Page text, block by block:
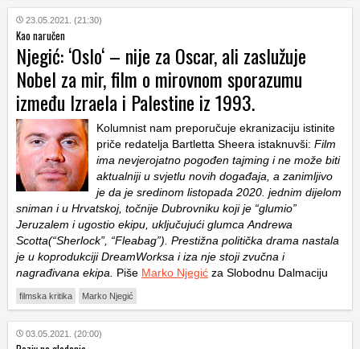
23.05.2021. (21:30)
Kao naručen
Njegić: ‘Oslo‘ – nije za Oscar, ali zaslužuje
Nobel za mir, film o mirovnom sporazumu
između Izraela i Palestine iz 1993.
Kolumnist nam preporučuje ekranizaciju istinite
priče redatelja Bartletta Sheera istaknuvši: Film
ima nevjerojatno pogođen tajming i ne može biti
aktualniji u svjetlu novih događaja, a zanimljivo
je da je sredinom listopada 2020. jednim dijelom
sniman i u Hrvatskoj, točnije Dubrovniku koji je “glumio”
Jeruzalem i ugostio ekipu, uključujući glumca Andrewa
Scotta(“Sherlock”, “Fleabag”). Prestižna politička drama nastala
je u koprodukciji DreamWorksa i iza nje stoji zvučna i
nagrađivana ekipa. Piše Marko Njegić za Slobodnu Dalmaciju
filmska kritika Marko Njegić
03.05.2021. (20:00)